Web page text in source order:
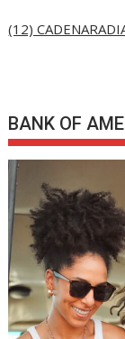
(12)
BANK OF